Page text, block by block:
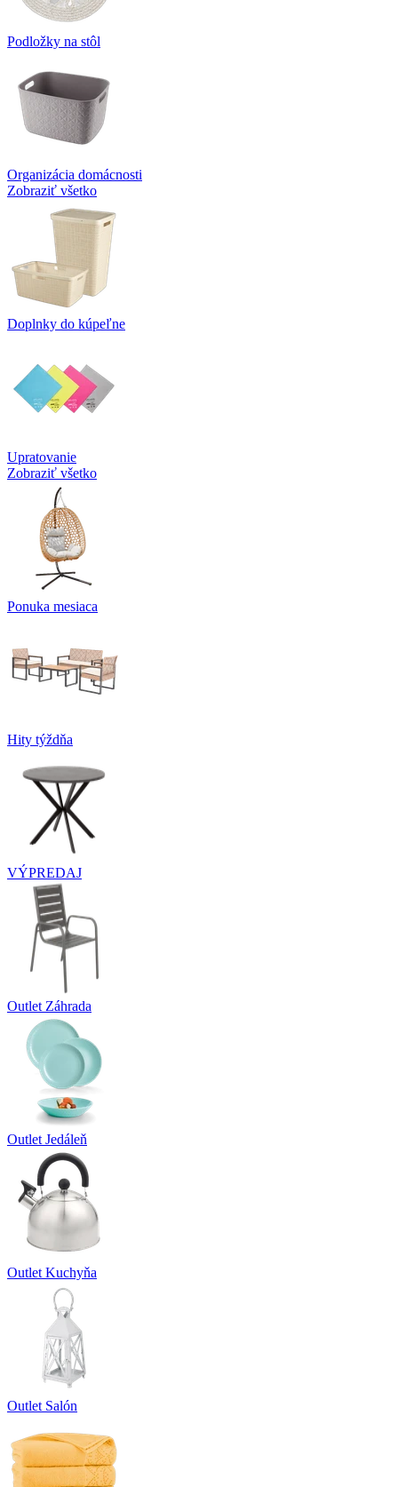
Podložky na stôl
Organizácia domácnosti
Zobraziť všetko
Doplnky do kúpeľne
Upratovanie
Zobraziť všetko
Ponuka mesiaca
Hity týždňa
VÝPREDAJ
Outlet Záhrada
Outlet Jedáleň
Outlet Kuchyňa
Outlet Salón